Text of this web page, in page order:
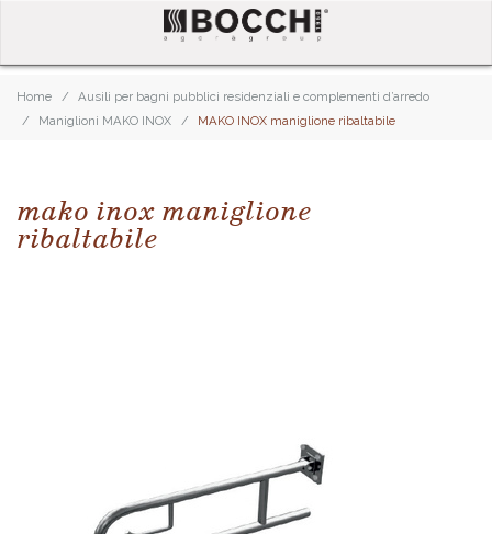
Home
Ausili per bagni pubblici residenziali e complementi d’arredo
Maniglioni MAKO INOX
MAKO INOX maniglione ribaltabile
mako inox maniglione
ribaltabile